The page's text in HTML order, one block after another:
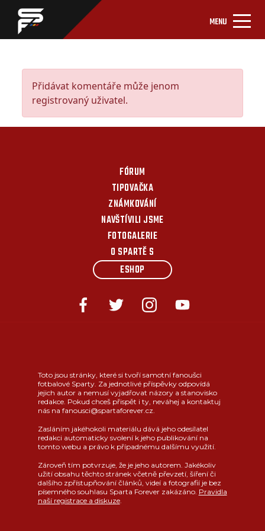
MENU
Přidávat komentáře může jenom
registrovaný uživatel.
FÓRUM
TIPOVAČKA
ZNÁMKOVÁNÍ
NAVŠTÍVILI JSME
FOTOGALERIE
O SPARTĚ S
ESHOP
Toto jsou stránky, které si tvoří samotní fanoušci
fotbalové Sparty. Za jednotlivé příspěvky odpovídá
jejich autor a nemusí vyjadřovat názory a stanovisko
redakce. Pokud chceš přispět i ty, neváhej a kontaktuj
nás na fanousci@spartaforever.cz.
Zasláním jakéhokoli materiálu dává jeho odesílatel
redakci automaticky svolení k jeho publikování na
tomto webu a právo k případnému dalšímu využití.
Zároveň tím potvrzuje, že je jeho autorem. Jakékoliv
užití obsahu těchto stránek včetně převzetí, šíření či
dalšího zpřístupňování článků, videí a fotografií je bez
písemného souhlasu Sparta Forever zakázáno. Pravidla
naší registrace a diskuze.